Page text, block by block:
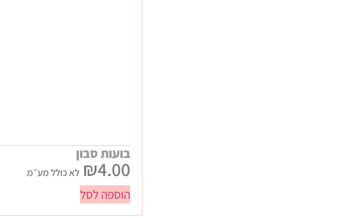
בועות סבון
₪4.00 לא כולל מע״מ
הוספה לסל